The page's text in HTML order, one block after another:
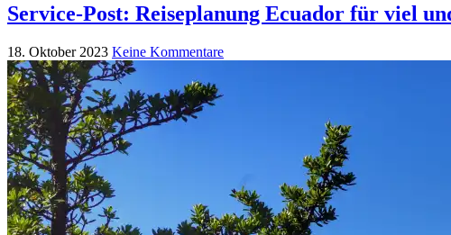
Service-Post: Reiseplanung Ecuador für viel
18. Oktober 2023 Keine Kommentare